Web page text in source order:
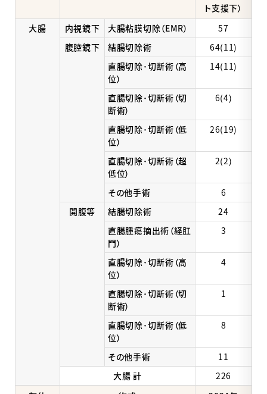
ト支援下）
大腸
内視鏡下 大腸粘膜切除（EMR）
57
腹腔鏡下
結腸切除術
64(11)
直腸切除･切断術（高
位）
14(11)
直腸切除･切断術（切
断術）
6(4)
直腸切除･切断術（低
位）
26(19)
直腸切除･切断術（超
低位）
2(2)
その他手術
6
開腹等
結腸切除術
24
直腸腫瘍摘出術（経肛
門）
3
直腸切除･切断術（高
位）
4
直腸切除･切断術（切
断術）
1
直腸切除･切断術（低
位）
8
その他手術
11
大腸 計
226